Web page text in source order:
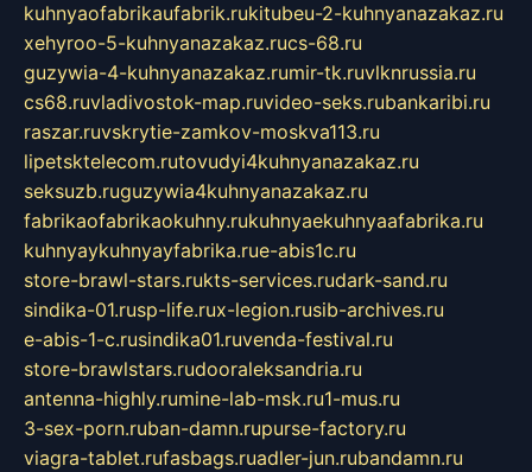
kuhnyaofabrikaufabrik.rukitubeu-2-kuhnyanazakaz.ru
xehyroo-5-kuhnyanazakaz.rucs-68.ru
guzywia-4-kuhnyanazakaz.rumir-tk.ruvlknrussia.ru
cs68.ruvladivostok-map.ruvideo-seks.rubankaribi.ru
raszar.ruvskrytie-zamkov-moskva113.ru
lipetsktelecom.rutovudyi4kuhnyanazakaz.ru
seksuzb.ruguzywia4kuhnyanazakaz.ru
fabrikaofabrikaokuhny.rukuhnyaekuhnyaafabrika.ru
kuhnyaykuhnyayfabrika.rue-abis1c.ru
store-brawl-stars.rukts-services.rudark-sand.ru
sindika-01.rusp-life.rux-legion.rusib-archives.ru
e-abis-1-c.rusindika01.ruvenda-festival.ru
store-brawlstars.rudooraleksandria.ru
antenna-highly.rumine-lab-msk.ru1-mus.ru
3-sex-porn.ruban-damn.rupurse-factory.ru
viagra-tablet.rufasbags.ruadler-jun.rubandamn.ru